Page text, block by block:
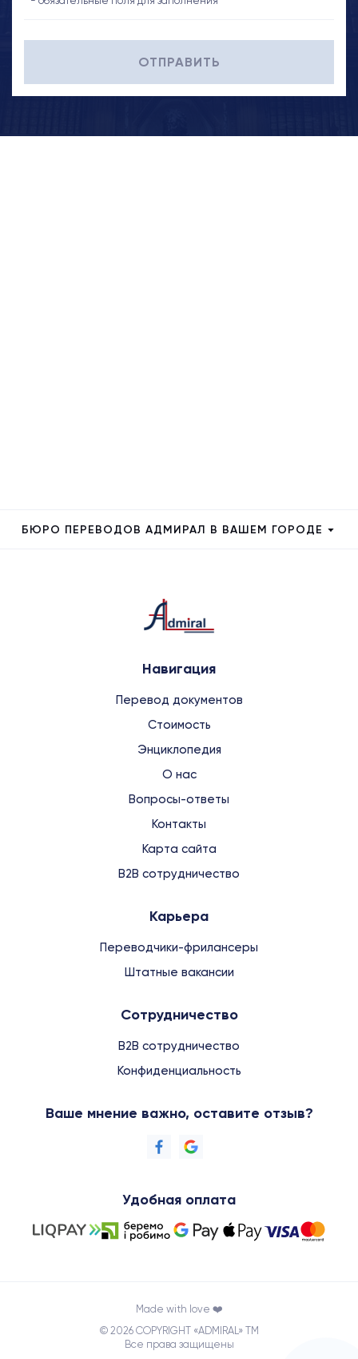
ОТПРАВИТЬ
БЮРО ПЕРЕВОДОВ АДМИРАЛ В ВАШЕМ ГОРОДЕ
Навигация
Перевод документов
Стоимость
Энциклопедия
О нас
Вопросы-ответы
Контакты
Карта сайта
B2B сотрудничество
Карьера
Переводчики-фрилансеры
Штатные вакансии
Сотрудничество
B2B сотрудничество
Конфиденциальность
Ваше мнение важно, оставите отзыв?
Удобная оплата
Made with love ❤️
© 2026 COPYRIGHT «ADMIRAL» TM
Все права защищены